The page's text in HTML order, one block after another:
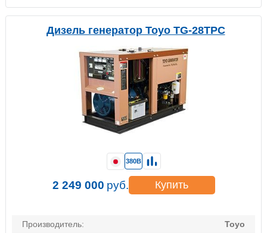
Дизель генератор Toyo TG-28TPC
Производитель:
Toyo
380В
2 249 000 руб. Купить